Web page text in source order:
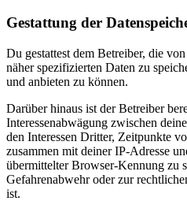
Gestattung der
Du gestattest dem Betreiber, die
näher spezifizierten Daten zu
und anbieten zu können.
Darüber hinaus ist der Betreiber
Interessenabwägung zwischen
den Interessen Dritter, Zeitpunkte
zusammen mit deiner IP-Adresse
übermittelter Browser-Kennung zu
Gefahrenabwehr oder zur
ist.